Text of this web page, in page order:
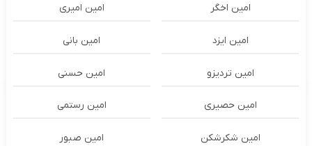
امین اخگر امین امیری
امین ایزد امین بانی
امین تردیزو امین حسنی
امین حصیری امین رستمی
امین شکرشکن امین صبور